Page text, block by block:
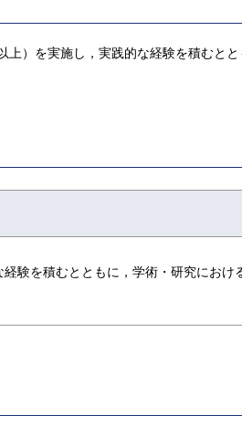
）を実施し，実践的な経験を積むと
験を積むとともに，学術・研究におけ